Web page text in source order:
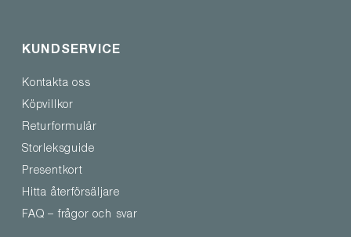
KUNDSERVICE
Kontakta oss
Köpvillkor
Returformulär
Storleksguide
Presentkort
Hitta återförsäljare
FAQ – frågor och svar